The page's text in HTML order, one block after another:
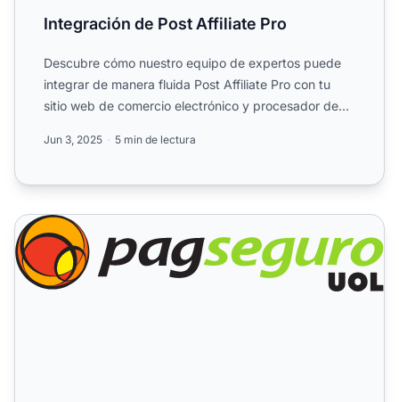
Integración de Post Affiliate Pro
Descubre cómo nuestro equipo de expertos puede
integrar de manera fluida Post Affiliate Pro con tu
sitio web de comercio electrónico y procesador de
Jun 3, 2025 5 min de lectura
PagSeguro